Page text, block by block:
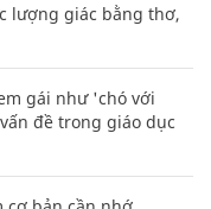
lượng giác bằng thơ,
gái như 'chó với
đề trong giáo dục